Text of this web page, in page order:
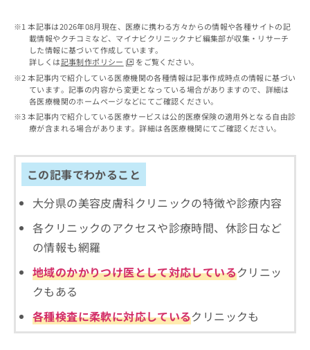
本記事は2026年08月現在、医療に携わる方々からの情報や各種サイトの記
載情報やクチコミなど、マイナビクリニックナビ編集部が収集・リサーチ
した情報に基づいて作成しています。
詳しくは記事制作ポリシー
をご覧ください。
本記事内で紹介している医療機関の各種情報は記事作成時点の情報に基づい
ています。記事の内容から変更となっている場合がありますので、詳細は
各医療機関のホームページなどにてご確認ください。
本記事内で紹介している医療サービスは公的医療保険の適用外となる自由診
療が含まれる場合があります。詳細は各医療機関にてご確認ください。
この記事でわかること
大分県の美容皮膚科クリニックの特徴や診療内容
各クリニックのアクセスや診療時間、休診日など
の情報も網羅
地域のかかりつけ医として対応しているクリニッ
クもある
各種検査に柔軟に対応しているクリニックも
クナ
ビサ
イト
への
お問
合せ
フォ
ーム
とな
りま
クリ
ニッ
クの
予
約・
のご
相談
など
きま
せん
ので
承く
ださ
の
求
ち
無
情
報
充
申
み
お
合
わ
は
ら
資
料
ご
は
ち